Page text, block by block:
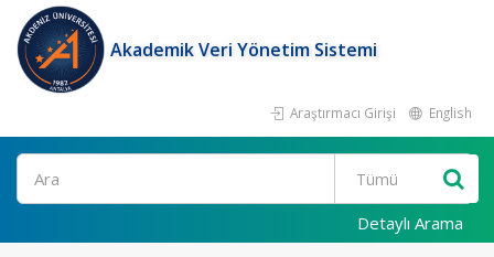
Akademik Veri Yönetim Sistemi
Araştırmacı Girişi English
Ara
Detaylı Arama